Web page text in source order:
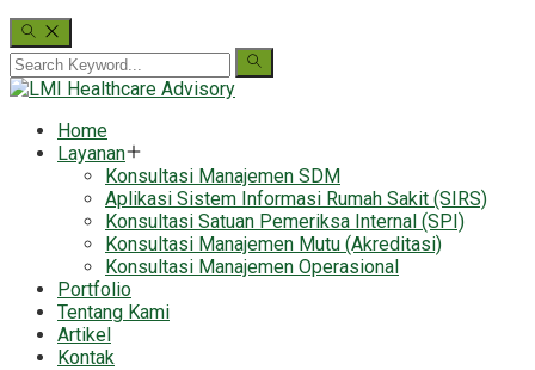
Home
Layanan
Konsultasi Manajemen SDM
Aplikasi Sistem Informasi Rumah Sakit (SIRS)
Konsultasi Satuan Pemeriksa Internal (SPI)
Konsultasi Manajemen Mutu (Akreditasi)
Konsultasi Manajemen Operasional
Portfolio
Tentang Kami
Artikel
Kontak